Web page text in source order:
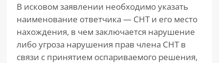
В исковом заявлении необходимо указать
наименование ответчика — СНТ и его место
нахождения, в чем заключается нарушение
либо угроза нарушения прав члена СНТ в
связи с принятием оспариваемого решения,